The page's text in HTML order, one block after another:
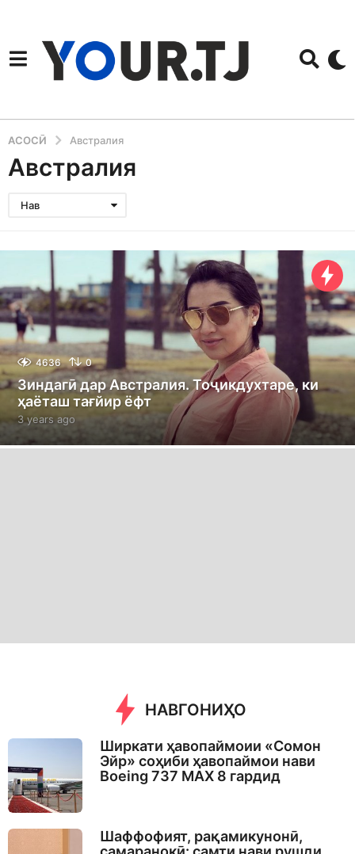
АСОСӢ Австралия
Австралия
Нав
4636 0
Зиндагӣ дар Австралия. Тоҷикдухтаре, ки
ҳаёташ тағйир ёфт
3 years ago 3
e
НАВГОНИҲО
Ширкати ҳавопаймоии «Сомон
Эйр» соҳиби ҳавопаймои нави
Boeing 737 MAX 8 гардид
Шаффофият, рақамикунонӣ,